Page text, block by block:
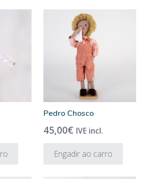
Pedro Chosco
45,00€ IVE incl.
Engadir ao carro